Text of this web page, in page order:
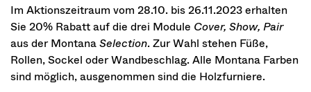
Im Aktionszeitraum vom 28.10. bis 26.11.2023 erhalten
Sie 20% Rabatt auf die drei Module Cover, Show, Pair
aus der MontanaSelection. Zur Wahl stehen Füße,
Rollen, Sockel oder Wandbeschlag. Alle Montana Farben
sind möglich, ausgenommen sind die Holzfurniere.